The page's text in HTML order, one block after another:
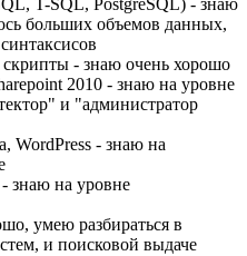
T-SQL, PostgreSQL) - знаю
больших объемов данных,
скрипты - знаю очень хорошо
2010 - знаю на уровне
и "администратор
WordPress - знаю на
знаю на уровне
умею разбираться в
и поисковой выдаче